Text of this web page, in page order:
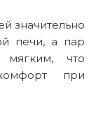
значительно
печи, а пар
что
при